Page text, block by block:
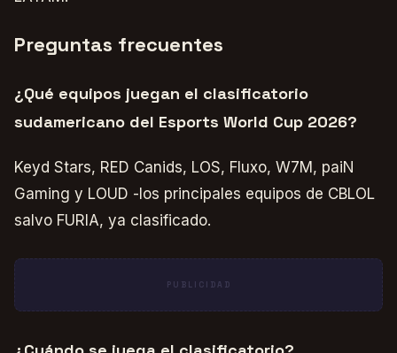
Preguntas frecuentes
¿Qué equipos juegan el clasificatorio
sudamericano del Esports World Cup 2026?
Keyd Stars, RED Canids, LOS, Fluxo, W7M, paiN
Gaming y LOUD -los principales equipos de CBLOL
salvo FURIA, ya clasificado.
PUBLICIDAD